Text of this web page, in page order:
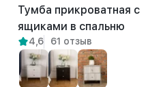
Тумба прикроватная с
ящиками в спальню
Токко амаретто
4,6 61 отзыв